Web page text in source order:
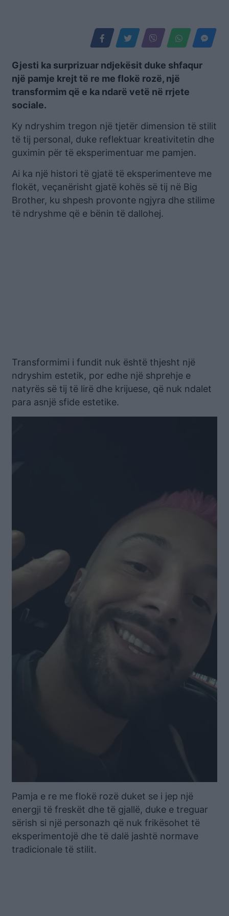
Gjesti ka surprizuar ndjekësit duke shfaqur
një pamje krejt të re me flokë rozë, një
transformim që e ka ndarë vetë në rrjete
sociale.
Ky ndryshim tregon një tjetër dimension të stilit
të tij personal, duke reflektuar kreativitetin dhe
guximin për të eksperimentuar me pamjen.
Ai ka një histori të gjatë të eksperimenteve me
flokët, veçanërisht gjatë kohës së tij në Big
Brother, ku shpesh provonte ngjyra dhe stilime
të ndryshme që e bënin të dallohej.
Transformimi i fundit nuk është thjesht një
ndryshim estetik, por edhe një shprehje e
natyrës së tij të lirë dhe krijuese, që nuk ndalet
para asnjë sfide estetike.
Pamja e re me flokë rozë duket se i jep një
energji të freskët dhe të gjallë, duke e treguar
sërish si një personazh që nuk frikësohet të
eksperimentojë dhe të dalë jashtë normave
tradicionale të stilit.